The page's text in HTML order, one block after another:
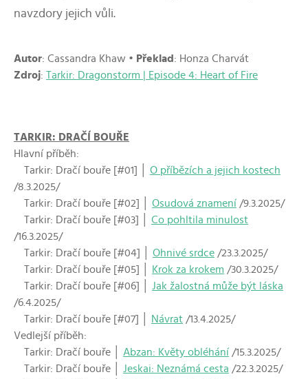
navzdory jejich vůli.
Autor: Cassandra Khaw • Překlad : Honza Charvát
Zdroj: Tarkir: Dragonstorm | Episode 4: Heart of Fire
TARKIR: DRAČÍ BOUŘE
Hlavní příběh:
Tarkir: Dračí bouře [#01] │ O příbězích a jejich kostech
/8.3.2025/
Tarkir: Dračí bouře [#02] │ Osudová znamení /9.3.2025/
Tarkir: Dračí bouře [#03] │ Co pohltila minulost
/16.3.2025/
Tarkir: Dračí bouře [#04] │ Ohnivé srdce /23.3.2025/
Tarkir: Dračí bouře [#05] │
Krok za krokem /30.3.2025/
Tarkir: Dračí bouře [#06] │ Jak žalostná může být láska
/6.4.2025/
Tarkir: Dračí bouře [#07] │
Návrat /13.4.2025/
Vedlejší příběh:
Tarkir: Dračí bouře │ Abzan: Květy obléhání /15.3.2025/
Tarkir: Dračí bouře │ Jeskai: Neznámá cesta /22.3.2025/